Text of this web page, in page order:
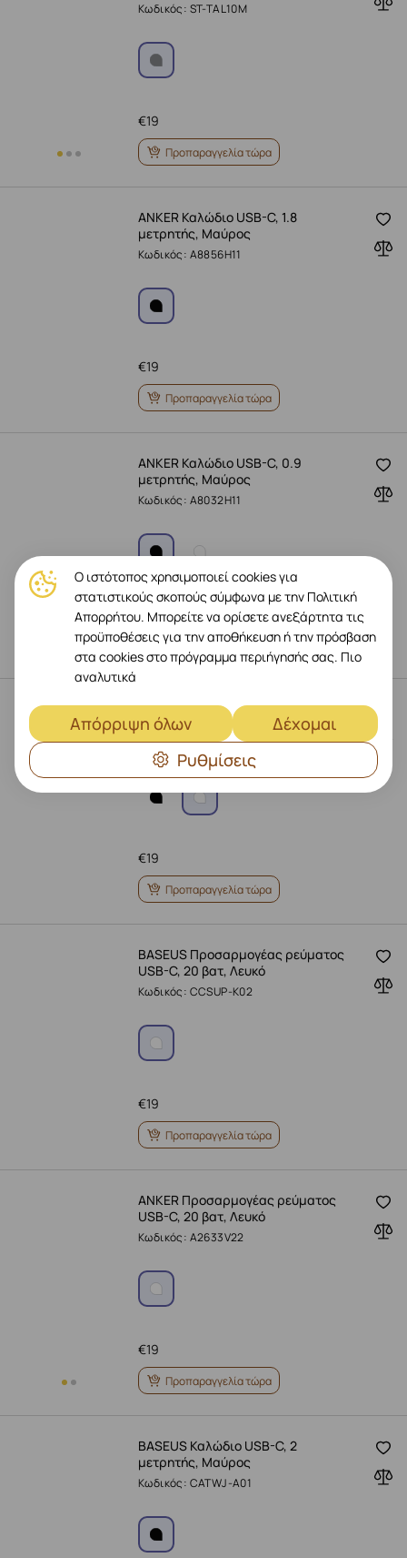
Κωδικός: ST-TAL10M
19
€
Προπαραγγελία τώρα
ANKER Καλώδιο USB-C, 1.8
μετρητής, Μαύρος
Κωδικός: A8856H11
19
€
Προπαραγγελία τώρα
ANKER Καλώδιο USB-C, 0.9
μετρητής, Μαύρος
Κωδικός: A8032H11
19
€
Προπαραγγελία τώρα
ANKER Καλώδιο USB-C to USB-C, 0.9
μετρητής, Λευκό
Κωδικός: A8032H21
19
€
Προπαραγγελία τώρα
BASEUS Προσαρμογέας ρεύματος
USB-C, 20 βατ, Λευκό
Κωδικός: CCSUP-K02
19
€
Προπαραγγελία τώρα
ANKER Προσαρμογέας ρεύματος
USB-C, 20 βατ, Λευκό
Κωδικός: A2633V22
19
€
Προπαραγγελία τώρα
BASEUS Καλώδιο USB-C, 2
μετρητής, Μαύρος
Κωδικός: CATWJ-A01
Ο ιστότοπος χρησιμοποιεί cookies για
στατιστικούς σκοπούς σύμφωνα με την Πολιτική
Απορρήτου. Μπορείτε να ορίσετε ανεξάρτητα τις
προϋποθέσεις για την αποθήκευση ή την πρόσβαση
στα cookies στο πρόγραμμα περιήγησής σας. Πιο
αναλυτικά
Απόρριψη όλων
Δέχομαι
Ρυθμίσεις